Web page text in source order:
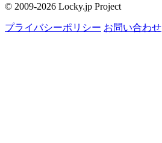
© 2009-2026 Locky.jp Project
プライバシーポリシー お問い合わせ